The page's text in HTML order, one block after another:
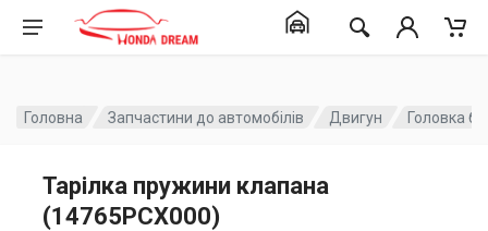
Головна Запчастини до автомобілів Двигун Головка
Тарілка пружини клапана
(14765PCX000)